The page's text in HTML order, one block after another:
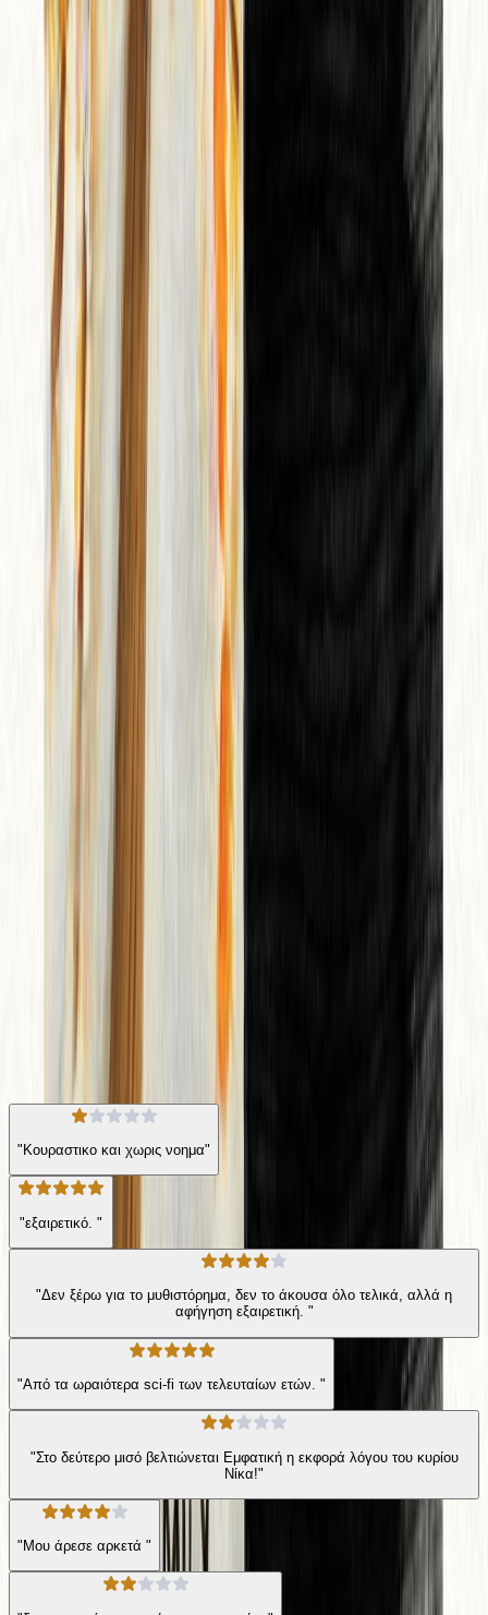
Εκδόσεις
Ίκαρος
Περίληψη
Το 1912 ο Έντουιν Σεντ Άντριου είναι δεκαοχτώ χρονών, όταν
διασχίζει τον Ατλαντικό ωκεανό με ατμόπλοιο. Καθώς εισέρχεται
στο δάσος, στην άγρια ερημιά της Βρετανικής Κολομβίας, μένει
έκθαμβος... Σε μια στιγμή απόλυτου σκότους σαν έκλειψη, ακούει
από το σπίτι της στη δεύτερη σεληνιακή αποικία – ανυποψίαστη για
μια πανδημία που βρίσκεται σε εξέλιξη. Στο πιο πολυδιαβασμένο
βιβλίο της εμφανίζεται μια παράξενη σκηνή: ένας άντρας παίζει
αερόπλοιων, ενώ τα δέντρα του δάσους υψώνονται ολόγυρά του.
Σχεδόν διακόσια χρόνια αργότερα, το 2401, ο Γκάσπερι Ρόμπερτς,
Σύμπαντος. Με φόντο μια καινούρια πανδημία, η Emily St. John
"Κουραστικο και χωρις νοημα"
"εξαιρετικό. "
"Δεν ξέρω για το μυθιστόρημα, δεν το άκουσα όλο τελικά, αλλά η
αφήγηση εξαιρετική. "
"Από τα ωραιότερα sci-fi των τελευταίων ετών. "
"Στο δεύτερο μισό βελτιώνεται Εμφατική η εκφορά λόγου του κυρίου
Νίκα!"
"Μου άρεσε αρκετά "